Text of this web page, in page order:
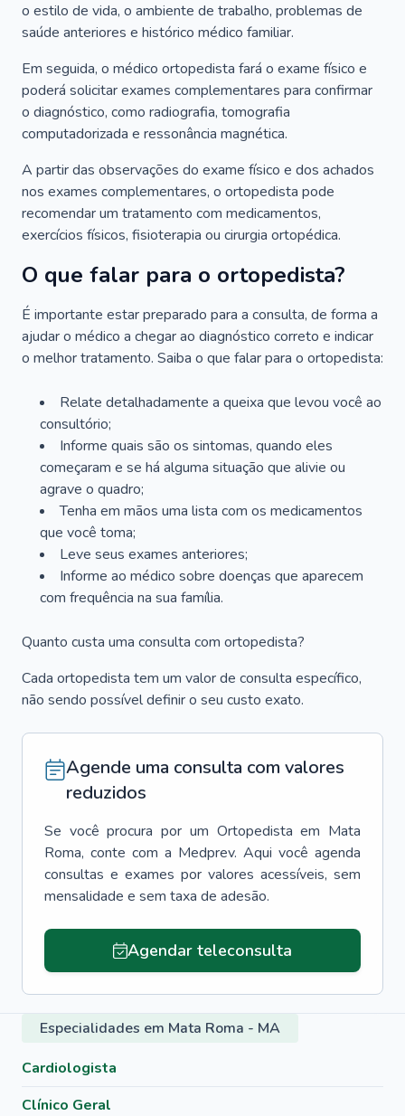
o estilo de vida, o ambiente de trabalho, problemas de
saúde anteriores e histórico médico familiar.
Em seguida, o médico ortopedista fará o exame físico e
poderá solicitar exames complementares para confirmar
o diagnóstico, como radiografia, tomografia
computadorizada e ressonância magnética.
A partir das observações do exame físico e dos achados
nos exames complementares, o ortopedista pode
recomendar um tratamento com medicamentos,
exercícios físicos, fisioterapia ou cirurgia ortopédica.
O que falar para o ortopedista?
É importante estar preparado para a consulta, de forma a
ajudar o médico a chegar ao diagnóstico correto e indicar
o melhor tratamento. Saiba o que falar para o ortopedista:
Relate detalhadamente a queixa que levou você ao
consultório;
Informe quais são os sintomas, quando eles
começaram e se há alguma situação que alivie ou
agrave o quadro;
Tenha em mãos uma lista com os medicamentos
que você toma;
Leve seus exames anteriores;
Informe ao médico sobre doenças que aparecem
com frequência na sua família.
Quanto custa uma consulta com ortopedista?
Cada ortopedista tem um valor de consulta específico,
não sendo possível definir o seu custo exato.
Agende uma consulta com valores
reduzidos
Se você procura por um Ortopedista em Mata
Roma, conte com a Medprev. Aqui você agenda
consultas e exames por valores acessíveis, sem
mensalidade e sem taxa de adesão.
Agendar teleconsulta
Especialidades em Mata Roma - MA
Cardiologista
Clínico Geral